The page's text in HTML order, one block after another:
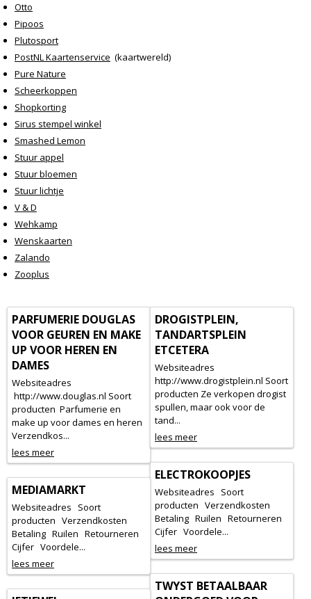
Otto
Pipoos
Plutosport
PostNL Kaartenservice (kaartwereld)
Pure Nature
Scheerkoppen
Shopkorting
Sirus stempel winkel
Smashed Lemon
Stuur appel
Stuur bloemen
Stuur lichtje
V & D
Wehkamp
Wenskaarten
Zalando
Zooplus
PARFUMERIE DOUGLAS
VOOR GEUREN EN MAKE
UP VOOR HEREN EN
DAMES
Websiteadres
http://www.douglas.nl Soort
producten Parfumerie en
make up voor dames en heren
Verzendkos...
lees meer
DROGISTPLEIN,
TANDARTSPLEIN
ETCETERA
Websiteadres
http://www.drogistplein.nl Soort
producten Ze verkopen drogist
spullen, maar ook voor de
tand...
lees meer
ELECTROKOOPJES
Websiteadres Soort
producten Verzendkosten
Betaling Ruilen Retourneren
Cijfer Voordele...
lees meer
MEDIAMARKT
Websiteadres Soort
producten Verzendkosten
Betaling Ruilen Retourneren
Cijfer Voordele...
lees meer
TWYST BETAALBAAR